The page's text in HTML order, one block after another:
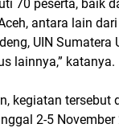
70 peserta, baik
antara lain dari
UIN Sumatera
lainnya,” katanya.
kegiatan tersebut
2-5